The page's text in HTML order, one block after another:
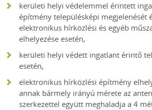
kerületi helyi védelemmel érintett
építmény településképi megjelenését
elektronikus hírközlési és egyéb
elhelyezése esetén,
kerületi helyi védett ingatlant érintő
esetén,
elektronikus hírközlési építmény
annak bármely irányú mérete az
szerkezettel együtt meghaladja a 4